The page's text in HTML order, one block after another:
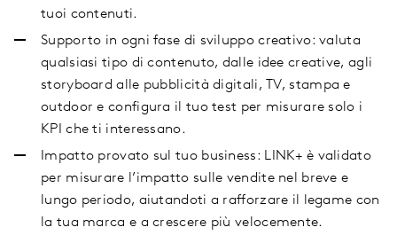
tuoi contenuti.
Supporto in ogni fase di sviluppo creativo: valuta
qualsiasi tipo di contenuto, dalle idee creative, agli
storyboard alle pubblicità digitali, TV, stampa e
outdoor e configura il tuo test per misurare solo i
KPI che ti interessano.
Impatto provato sul tuo business: LINK+ è validato
per misurare l’impatto sulle vendite nel breve e
lungo periodo, aiutandoti a rafforzare il legame con
la tua marca e a crescere più velocemente.